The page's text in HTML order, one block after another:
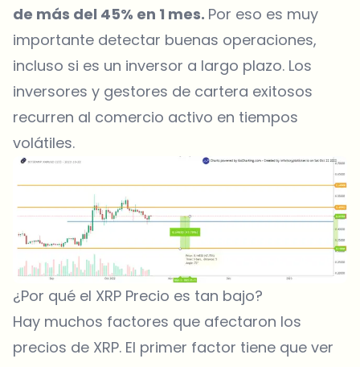
de más del 45% en 1 mes. Por eso es muy
importante detectar buenas operaciones,
incluso si es un inversor a largo plazo. Los
inversores y gestores de cartera exitosos
recurren al comercio activo en tiempos
volátiles.
¿Por qué el XRP Precio es tan bajo?
Hay muchos factores que afectaron los
precios de XRP. El primer factor tiene que ver